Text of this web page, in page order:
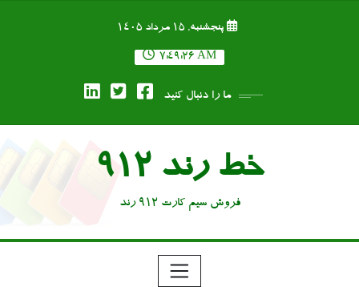
پنجشنبه, ۱۵ مرداد ۱۴۰۵
7:49:27 AM
ما را دنبال کنید
خط رند 912
فروش سیم کارت 912 رند